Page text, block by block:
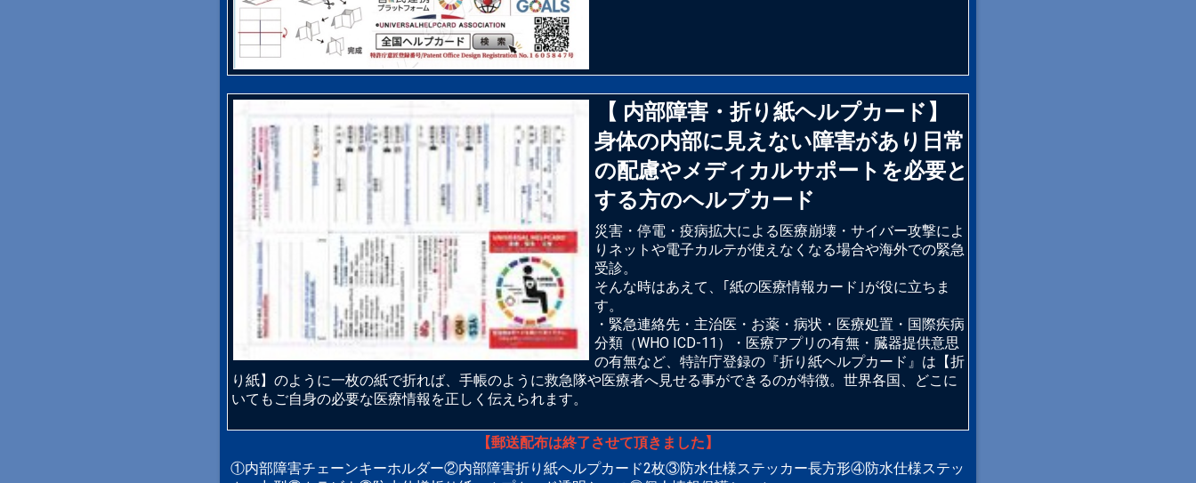
【 内部障害・折り紙ヘルプカード】
身体の内部に見えない障害があり日常
の配慮やメディカルサポートを必要と
する方のヘルプカード
災害・停電・疫病拡大による医療崩壊・サイバー攻撃によ
りネットや電子カルテが使えなくなる場合や海外での緊急
受診。
そんな時はあえて、｢紙の医療情報カード｣が役に立ちま
す。
・緊急連絡先・主治医・お薬・病状・医療処置・国際疾病
分類（WHO ICD-11）・医療アプリの有無・臓器提供意思
の有無など、特許庁登録の『折り紙ヘルプカード』は【折
り紙】のように一枚の紙で折れば、手帳のように救急隊や医療者へ見せる事ができるのが特徴。世界各国、どこに
いてもご自身の必要な医療情報を正しく伝えられます。
【郵送配布は終了させて頂きました】
①内部障害チェーンキーホルダー②内部障害折り紙ヘルプカード2枚③防水仕様ステッカー長方形④防水仕様ステッ